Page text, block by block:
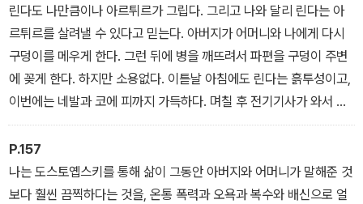
린다도 나만큼이나 아르튀르가 그립다. 그리고 나와 달리 린다는 아
르튀르를 살려낼 수 있다고 믿는다. 아버지가 어머니와 나에게 다시
구덩이를 메우게 한다. 그런 뒤에 병을 깨뜨려서 파편을 구덩이 주변
에 꽂게 한다. 하지만 소용없다. 이튿날 아침에도 린다는 흙투성이고,
이번에는 네발과 코에 피까지 가득하다. 며칠 후 전기기사가 와서 아
르튀르의 무덤 주변에 전기울타리를 만든다. 그제야 린다는 아르튀르
를 되살리려는 미칠 듯한 희망을 포기한다.
P.157
나는 도스토옙스키를 통해 삶이 그동안 아버지와 어머니가 말해준 것
보다 훨씬 끔찍하다는 것을, 온통 폭력과 오욕과 복수와 배신으로 얼